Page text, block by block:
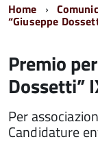
Home
“Giuseppe
Premio
Dossetti”
Per
Candidature